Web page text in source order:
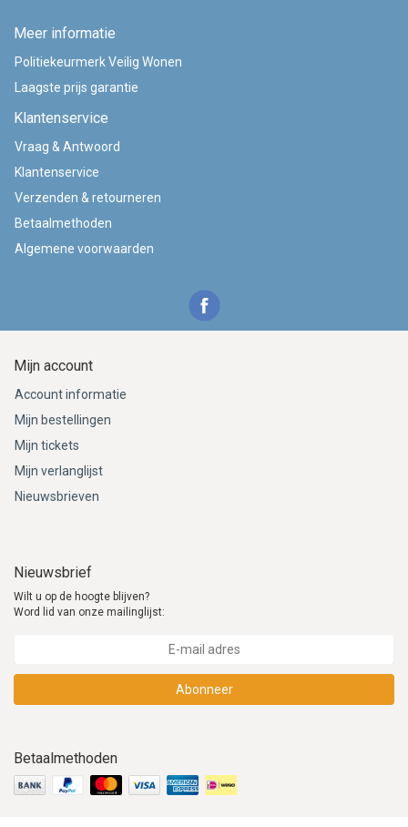
Meer informatie
Politiekeurmerk Veilig Wonen
Laagste prijs garantie
Klantenservice
Vraag & Antwoord
Klantenservice
Verzenden & retourneren
Betaalmethoden
Algemene voorwaarden
Mijn account
Account informatie
Mijn bestellingen
Mijn tickets
Mijn verlanglijst
Nieuwsbrieven
Nieuwsbrief
Wilt u op de hoogte blijven?
Word lid van onze mailinglijst:
Abonneer
Betaalmethoden